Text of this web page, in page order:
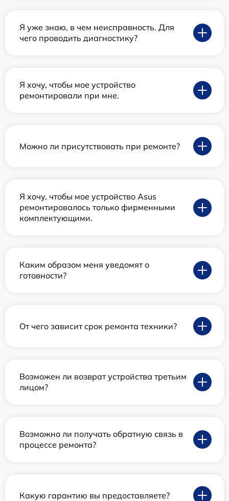
Я уже знаю, в чем неисправность. Для
чего проводить диагностику?
Я хочу, чтобы мое устройство
ремонтировали при мне.
Можно ли присутствовать при ремонте?
Я хочу, чтобы мое устройство Asus
ремонтировалось только фирменными
комплектующими.
Каким образом меня уведомят о
готовности?
От чего зависит срок ремонта техники?
Возможен ли возврат устройства третьим
лицом?
Возможно ли получать обратную связь в
процессе ремонта?
Какую гарантию вы предоставляете?